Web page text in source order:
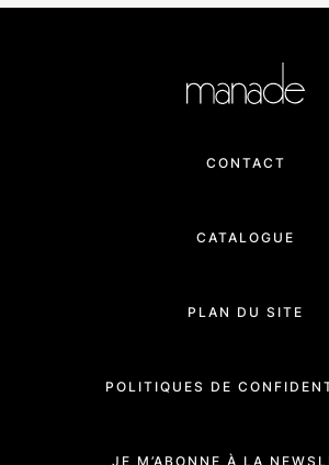
CONTACT
CATALOGUE
PLAN DU SITE
POLITIQUES DE
JE M’ABONNE À LA